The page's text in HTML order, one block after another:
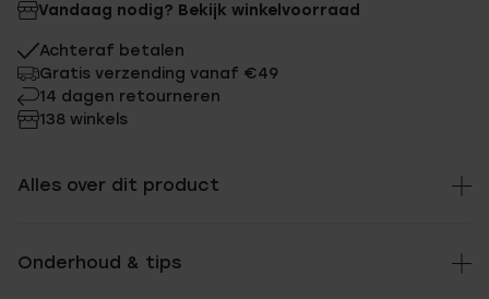
Vandaag nodig? Bekijk winkelvoorraad
Achteraf betalen
Gratis verzending vanaf €49
14 dagen retourneren
138 winkels
Alles over dit product
Onderhoud & tips